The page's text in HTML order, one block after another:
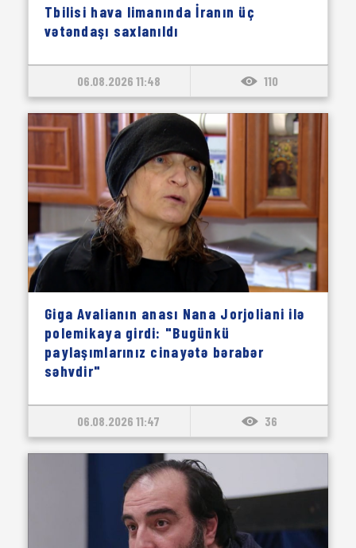
Tbilisi hava limanında İranın üç
vətəndaşı saxlanıldı
06.08.2026 11:48 110
Giga Avalianın anası Nana Jorjoliani ilə
polemikaya girdi: "Bugünkü
paylaşımlarınız cinayətə bərabər
səhvdir"
06.08.2026 11:47 36